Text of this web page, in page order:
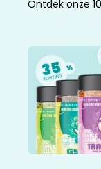
Ontdek onze